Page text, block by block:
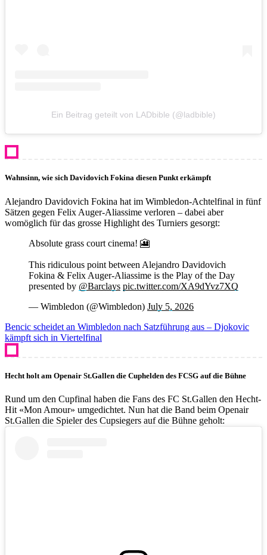
Ein Beitrag geteilt von LADbible (@ladbible)
Wahnsinn, wie sich Davidovich Fokina diesen Punkt erkämpft
Alejandro Davidovich Fokina hat im Wimbledon-Achtelfinal in fünf
Sätzen gegen Felix Auger-Aliassime verloren – dabei aber
womöglich für das grosse Highlight des Turniers gesorgt:
Absolute grass court cinema! 🎦
This ridiculous point between Alejandro Davidovich
Fokina & Felix Auger-Aliassime is the Play of the Day
presented by @Barclays pic.twitter.com/XA9dYvz7XQ
— Wimbledon (@Wimbledon) July 5, 2026
Bencic scheidet an Wimbledon nach Satzführung aus – Djokovic
kämpft sich in Viertelfinal
Hecht holt am Openair St.Gallen die Cuphelden des FCSG auf die Bühne
Rund um den Cupfinal haben die Fans des FC St.Gallen den Hecht-
Hit «Mon Amour» umgedichtet. Nun hat die Band beim Openair
St.Gallen die Spieler des Cupsiegers auf die Bühne geholt: